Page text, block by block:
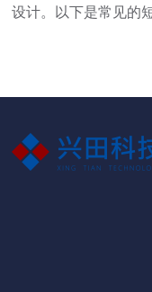
设计。以下是常见的